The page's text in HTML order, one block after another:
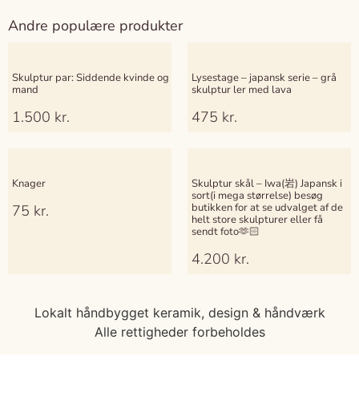
Andre populære produkter
Skulptur par: Siddende kvinde og
mand
1.500 kr.
Lysestage – japansk serie – grå
skulptur ler med lava
475 kr.
Knager
75 kr.
Skulptur skål – Iwa(岩) Japansk i
sort(i mega størrelse) besøg
butikken for at se udvalget af de
helt store skulpturer eller få
sendt foto🫶🏻
4.200 kr.
Lokalt håndbygget keramik, design & håndværk
Alle rettigheder forbeholdes